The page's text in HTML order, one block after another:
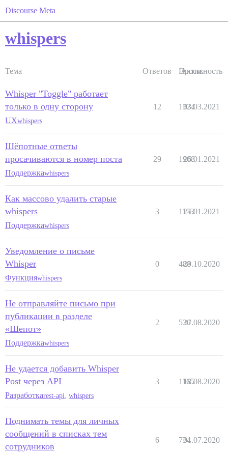
Discourse Meta
whispers
Тема Ответов Просм.
Активность
Whisper "Toggle" работает
только в одну сторону
UXwhispers
12 1324
03.03.2021
Шёпотные ответы
просачиваются в номер поста
Поддержкаwhispers
29 1908
26.01.2021
Как массово удалить старые
whispers
Поддержкаwhispers
3 1153
24.01.2021
Уведомление о письме
Whisper
Функцияwhispers
0 488
29.10.2020
Не отправляйте письмо при
публикации в разделе
«Шепот»
Поддержкаwhispers
2 530
27.08.2020
Не удается добавить Whisper
Post через API
Разработкаrest-api whispers
3 1165
18.08.2020
Поднимать темы для личных
сообщений в списках тем
сотрудников
6 734
01.07.2020